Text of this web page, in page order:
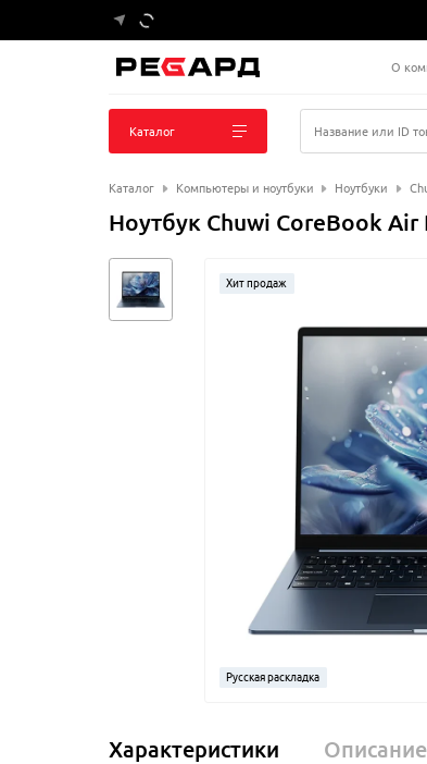
О
Каталог Название или ID
Каталог Компьютеры и ноутбуки Ноутбуки
Ноутбук Chuwi CoreBook
Русская раскладка
Хит продаж
Характеристики Описание